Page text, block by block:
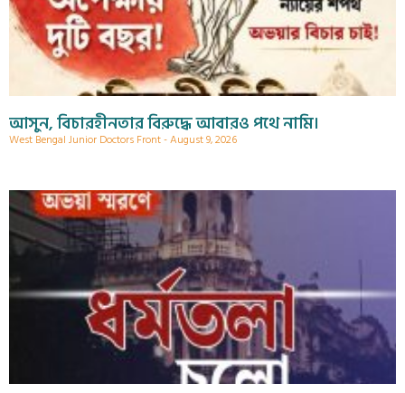
আসুন, বিচারহীনতার বিরুদ্ধে আবারও পথে নামি।
West Bengal Junior Doctors Front August 9, 2026